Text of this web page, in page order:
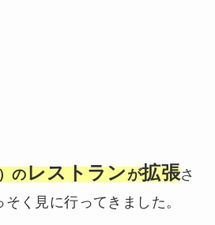
のレストランが拡張さ
く見に行ってきました。